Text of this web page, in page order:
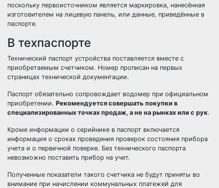
поскольку первоисточником является маркировка, нанесённая
изготовителем на лицевую панель, или данные, приведённые в
паспорте.
В техпаспорте
Технический паспорт устройства поставляется вместе с
приобретаемым счетчиком. Номер прописан на первых
страницах технической документации.
Паспорт обязательно сопровождает водомер при официальном
приобретении. Рекомендуется совершать покупки в
специализированных точках продаж, а не на рынках или с рук.
Кроме информации о серийнике в паспорт включается
информация о сроках проведения проверок состояния прибора
учета и о первичной поверке. Без технического паспорта
невозможно поставить прибор на учет.
Полученные показатели такого счетчика не будут приняты во
внимание при начислении коммунальных платежей для